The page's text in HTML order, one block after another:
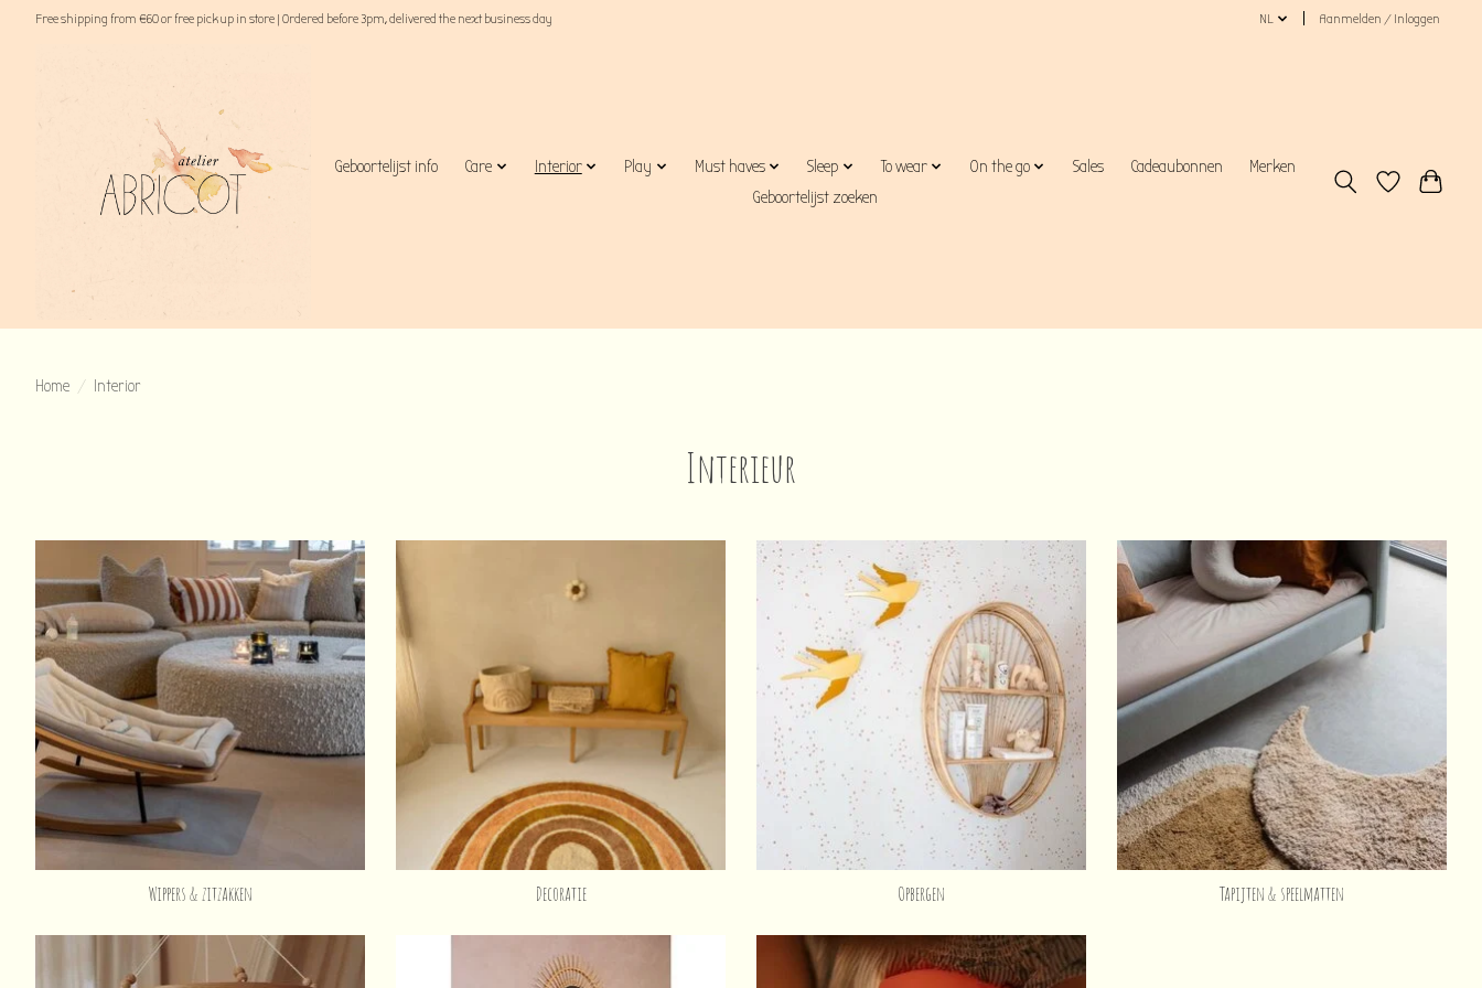
Free shipping from €60 or free pick up in store | Ordered before 3pm, delivered the next business day NL Aanmelden / Inloggen
Geboortelijst info Care Interior Play Must haves Sleep To wear On the go Sales Cadeaubonnen
Merken
Geboortelijst zoeken
Home / Interior
Interieur
Wippers & zitzakken Decoratie Opbergen Tapijten & speelmatten